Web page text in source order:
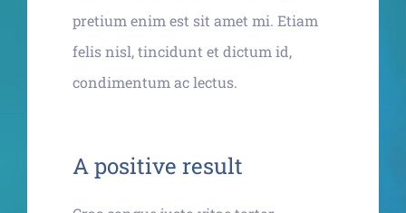
pretium enim est sit amet mi. Etiam
felis nisl, tincidunt et dictum id,
condimentum ac lectus.
A positive result